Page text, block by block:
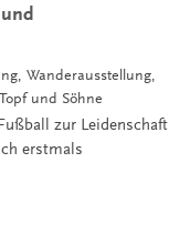
Wanderausstellung,
und Söhne
zur Leidenschaft
erstmals